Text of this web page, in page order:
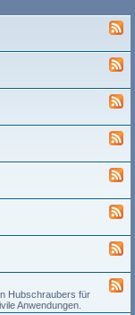
Hubschraubers für
Anwendungen.